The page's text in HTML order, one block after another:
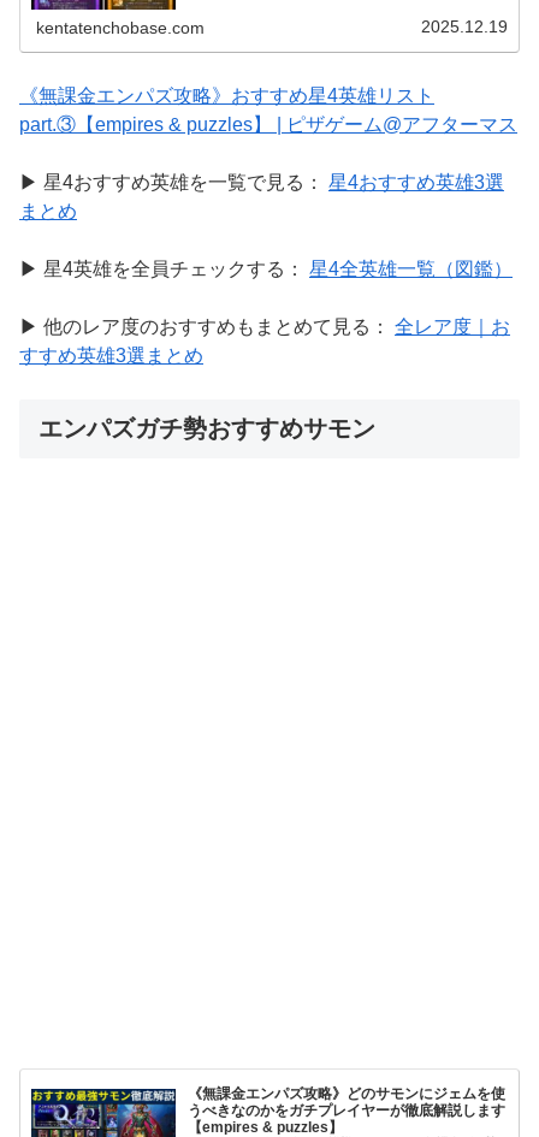
kentatenchobase.com 2025.12.19
《無課金エンパズ攻略》おすすめ星4英雄リスト
part.③【empires & puzzles】 | ピザゲーム@アフターマス
▶ 星4おすすめ英雄を一覧で見る： 星4おすすめ英雄3選
まとめ
▶ 星4英雄を全員チェックする： 星4全英雄一覧（図鑑）
▶ 他のレア度のおすすめもまとめて見る： 全レア度｜お
すすめ英雄3選まとめ
エンパズガチ勢おすすめサモン
《無課金エンパズ攻略》どのサモンにジェムを使
うべきなのかをガチプレイヤーが徹底解説します
【empires & puzzles】